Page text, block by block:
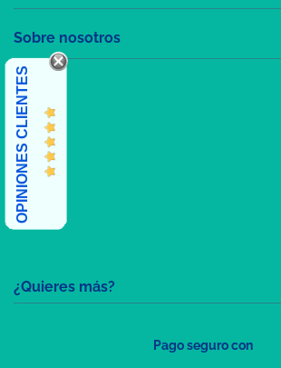
¿Quieres más?
Sobre nosotros
OPINIONES CLIENTES
Pago seguro con